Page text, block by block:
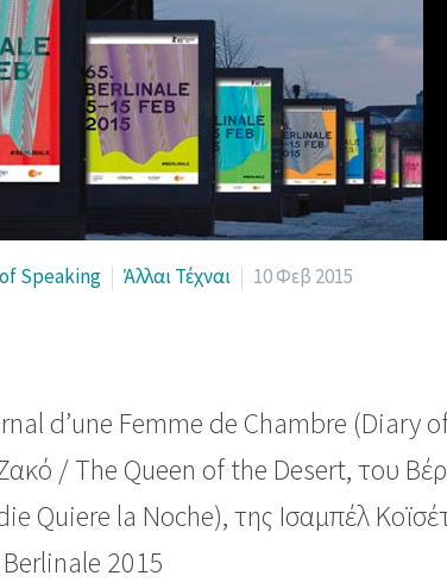
Speaking Άλλαι Τέχναι 10 Φεβ 2015
d’une Femme de Chambre (Diary
/ The Queen of the Desert, του
Quiere la Noche), της Ισαμπέλ
2015